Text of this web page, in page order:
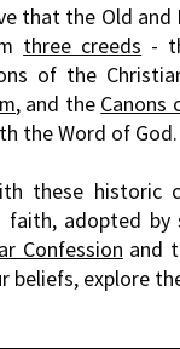
that the Old
three creeds -
of the
, and the Canons
the Word of God.
these historic
faith, adopted
Confession and
beliefs, explore